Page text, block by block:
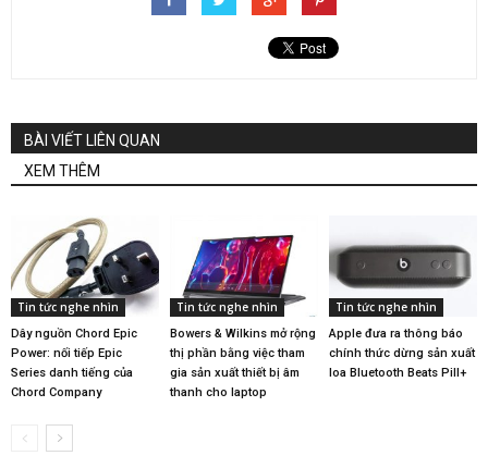
BÀI VIẾT LIÊN QUAN
XEM THÊM
Tin tức nghe nhìn
Dây nguồn Chord Epic
Power: nối tiếp Epic
Series danh tiếng của
Chord Company
Tin tức nghe nhìn
Bowers & Wilkins mở rộng
thị phần bằng việc tham
gia sản xuất thiết bị âm
thanh cho laptop
Tin tức nghe nhìn
Apple đưa ra thông báo
chính thức dừng sản xuất
loa Bluetooth Beats Pill+